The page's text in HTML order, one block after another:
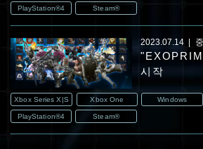
PlayStation®4 Steam®
2023.07.14
시작
Xbox Series X|S Xbox One Windows
PlayStation®4 Steam®